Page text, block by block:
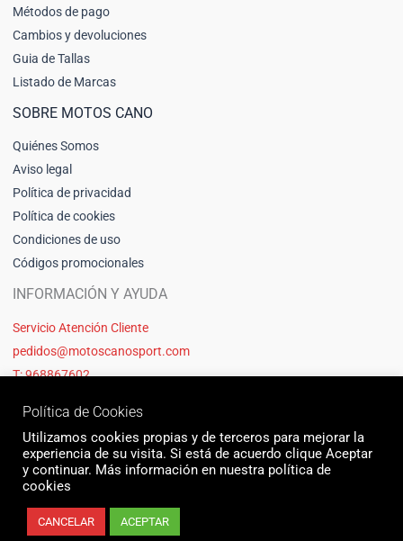
Métodos de pago
Cambios y devoluciones
Guia de Tallas
Listado de Marcas
SOBRE MOTOS CANO
Quiénes Somos
Aviso legal
Política de privacidad
Política de cookies
Condiciones de uso
Códigos promocionales
INFORMACIÓN Y AYUDA
Servicio Atención Cliente
pedidos@motoscanosport.com
T: 968867602
© 2026 Motos Cano Sport | Sitio web creado y mantenido por Unika web
Política de Cookies
Utilizamos cookies propias y de terceros para mejorar la
experiencia de su visita. Si está de acuerdo clique Aceptar
y continuar. Más información en nuestra política de
cookies
CANCELAR ACEPTAR